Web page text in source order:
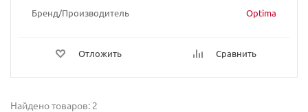
Бренд/Производитель Optima
Отложить Сравнить
Найдено товаров: 2